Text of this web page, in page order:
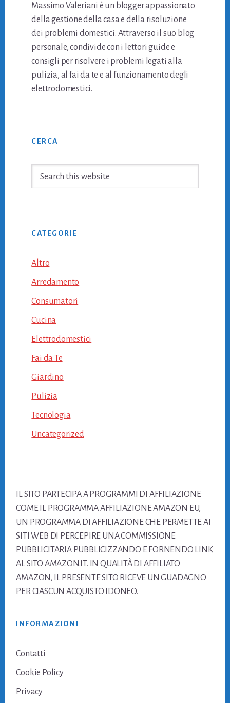
Massimo Valeriani è un blogger appassionato
della gestione della casa e della risoluzione
dei problemi domestici. Attraverso il suo blog
personale, condivide con i lettori guide e
consigli per risolvere i problemi legati alla
pulizia, al fai da te e al funzionamento degli
elettrodomestici.
Sidebar
CERCA
CATEGORIE
Altro
Arredamento
Consumatori
Cucina
Elettrodomestici
Fai da Te
Giardino
Pulizia
Tecnologia
Uncategorized
IL SITO PARTECIPA A PROGRAMMI DI AFFILIAZIONE
COME IL PROGRAMMA AFFILIAZIONE AMAZON EU,
UN PROGRAMMA DI AFFILIAZIONE CHE PERMETTE AI
SITI WEB DI PERCEPIRE UNA COMMISSIONE
PUBBLICITARIA PUBBLICIZZANDO E FORNENDO LINK
AL SITO AMAZON.IT. IN QUALITÀ DI AFFILIATO
AMAZON, IL PRESENTE SITO RICEVE UN GUADAGNO
PER CIASCUN ACQUISTO IDONEO.
INFORMAZIONI
Contatti
Cookie Policy
Privacy